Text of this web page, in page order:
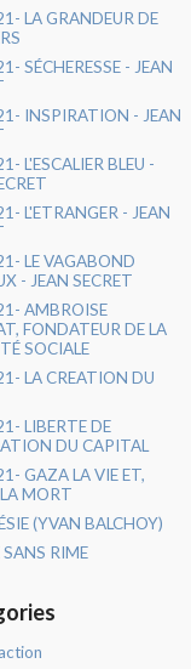
LA GRANDEUR DE
SÉCHERESSE - JEAN
INSPIRATION - JEAN
L'ESCALIER BLEU -
L'ETRANGER - JEAN
LE VAGABOND
- JEAN SECRET
AMBROISE
FONDATEUR DE LA
SOCIALE
LA CREATION DU
LIBERTE DE
DU CAPITAL
GAZA LA VIE ET,
MORT
(YVAN BALCHOY)
SANS RIME